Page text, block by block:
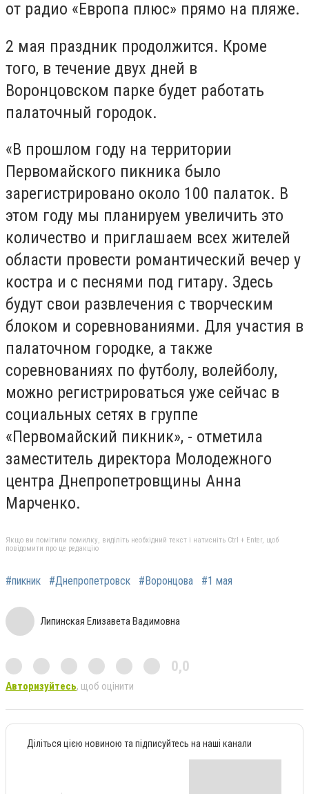
от радио «Европа плюс» прямо на пляже.
2 мая праздник продолжится. Кроме
того, в течение двух дней в
Воронцовском парке будет работать
палаточный городок.
«В прошлом году на территории
Первомайского пикника было
зарегистрировано около 100 палаток. В
этом году мы планируем увеличить это
количество и приглашаем всех жителей
области провести романтический вечер у
костра и с песнями под гитару. Здесь
будут свои развлечения с творческим
блоком и соревнованиями. Для участия в
палаточном городке, а также
соревнованиях по футболу, волейболу,
можно регистрироваться уже сейчас в
социальных сетях в группе
«Первомайский пикник», - отметила
заместитель директора Молодежного
центра Днепропетровщины Анна
Марченко.
Якщо ви помітили помилку, виділіть необхідний текст і натисніть Ctrl + Enter, щоб
повідомити про це редакцію
#пикник #Днепропетровск #Воронцова #1 мая
Липинская Елизавета Вадимовна
0,0
Авторизуйтесь, щоб оцінити
Діліться цією новиною та підписуйтесь на наші канали